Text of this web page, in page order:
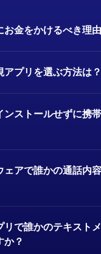
金をかけるべき理
プリを選ぶ方法は？
ンストールせずに携
ェアで誰かの通話内
リで誰かのテキスト
か？